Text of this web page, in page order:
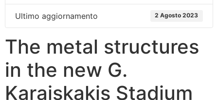
Ultimo aggiornamento 2 Agosto 2023
The metal structures
in the new G.
Karaiskakis Stadium